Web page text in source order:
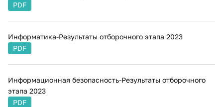
PDF
​​​​​​Информатика-Результаты отборочного этапа 2023
PDF
Информационная безопасность-Результаты отборочного
этапа 2023
PDF